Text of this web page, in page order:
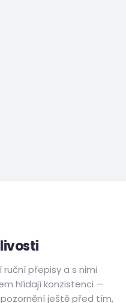
přepisy a s nimi
hlídají konzistenci —
ještě před tím,